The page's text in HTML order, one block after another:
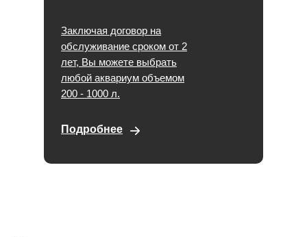
Заключая договор на
обслуживание сроком от 2
лет, Вы можете выбрать
любой аквариум объемом
200 - 1000 л.
Подробнее